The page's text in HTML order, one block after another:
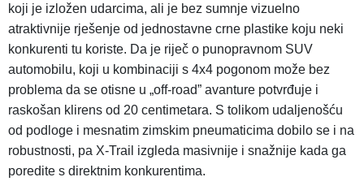
koji je izložen udarcima, ali je bez sumnje vizuelno
atraktivnije rješenje od jednostavne crne plastike koju neki
konkurenti tu koriste. Da je riječ o punopravnom SUV
automobilu, koji u kombinaciji s 4x4 pogonom može bez
problema da se otisne u „off-road” avanture potvrđuje i
raskošan klirens od 20 centimetara. S tolikom udaljenošću
od podloge i mesnatim zimskim pneumaticima dobilo se i na
robustnosti, pa X-Trail izgleda masivnije i snažnije kada ga
poredite s direktnim konkurentima.